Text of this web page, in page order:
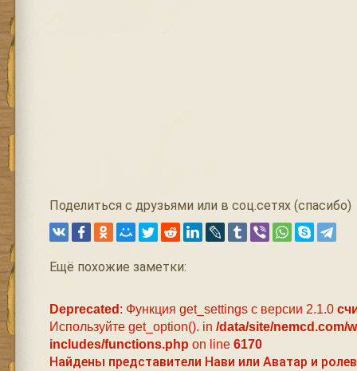
Поделиться с друзьями или в соц.сетях (спасибо)
Ещё похожие заметки:
Deprecated : Функция get_settings с версии 2.1.0
Используйте get_option(). in /data/site/nemcd.com/
includes/functions.php on line 6170
Найдены представители Нави или Аватар и